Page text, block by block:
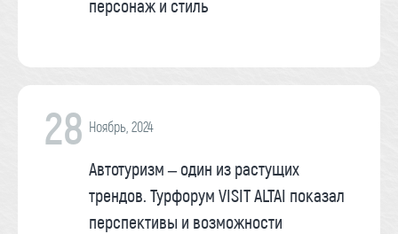
персонаж и стиль
28 Ноябрь, 2024
Автотуризм – один из растущих
трендов. Турфорум VISIT ALTAI показал
перспективы и возможности